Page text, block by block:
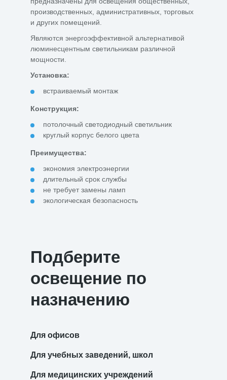
производственных, административных, торговых
и других помещений.
Являются энергоэффективной альтернативой
люминесцентным светильникам различной
мощности.
Установка:
встраиваемый монтаж
Конструкция:
потолочный светодиодный светильник
круглый корпус белого цвета
Преимущества:
экономия электроэнергии
длительный срок службы
не требует замены ламп
экологическая безопасность
Подберите
освещение по
назначению
Для офисов
Для учебных заведений, школ
Для медицинских учреждений